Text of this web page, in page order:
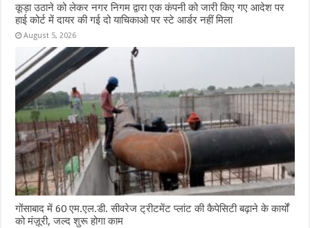
कूड़ा उठाने को लेकर नगर निगम द्वारा एक कंपनी को जारी किए गए आदेश पर
हाई कोर्ट में दायर की गई दो याचिकाओ पर स्टे आर्डर नहीं मिला
August 5, 2026
गोंसाबाद में 60 एम.एल.डी. सीवरेज ट्रीटमेंट प्लांट की कैपेसिटी बढ़ाने के कार्यों
को मंज़ूरी, जल्द शुरू होगा काम